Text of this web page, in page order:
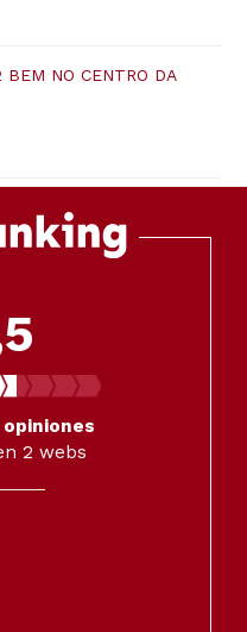
BEM NO CENTRO DA
opiniones
2 webs